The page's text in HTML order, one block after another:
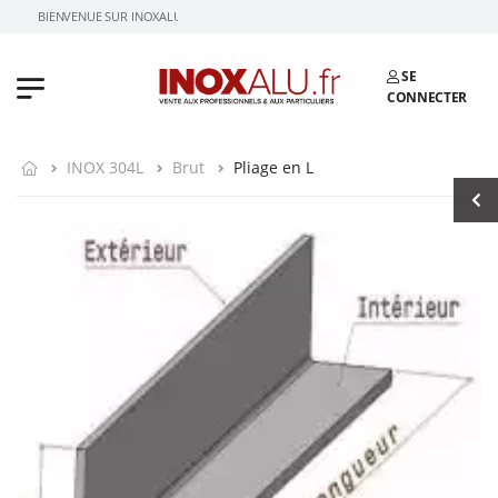
BIENVENUE SUR INOXALU.FR
SE
CONNECTER
INOX 304L Brut Pliage en L